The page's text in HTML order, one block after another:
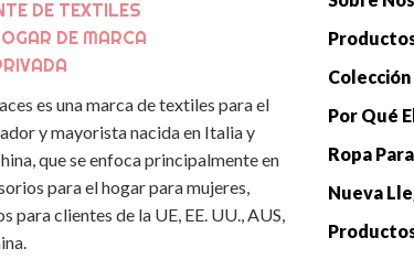
DE TEXTILES
DE MARCA
es una marca de textiles para el
y mayorista nacida en Italia y
que se enfoca principalmente en
para el hogar para mujeres,
para clientes de la UE, EE. UU., AUS,
Colección
Por Qué
Ropa
Nueva